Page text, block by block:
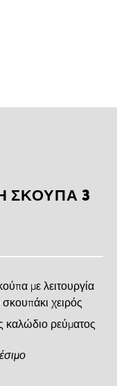
ΣΚΟΎΠΑ 3
με λειτουργία
χειρός
καλώδιο ρεύματος